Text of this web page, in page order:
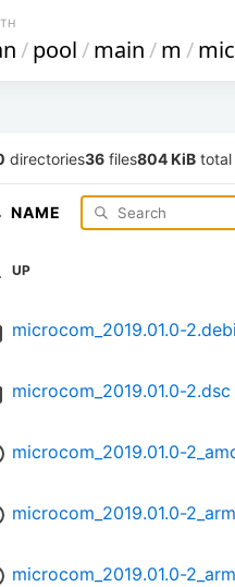
/pool/main/m /
directories36 files804 KiB total
NAME
UP
microcom_2019.01.0-
microcom_2019.01.0-2.dsc
microcom_2019.01.0-
microcom_2019.01.0-
microcom_2019.01.0-